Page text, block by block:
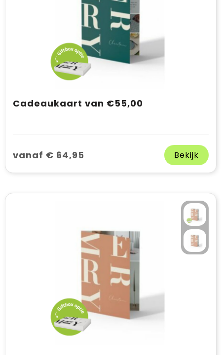
Cadeaukaart van €55,00
vanaf € 64,95 Bekijk